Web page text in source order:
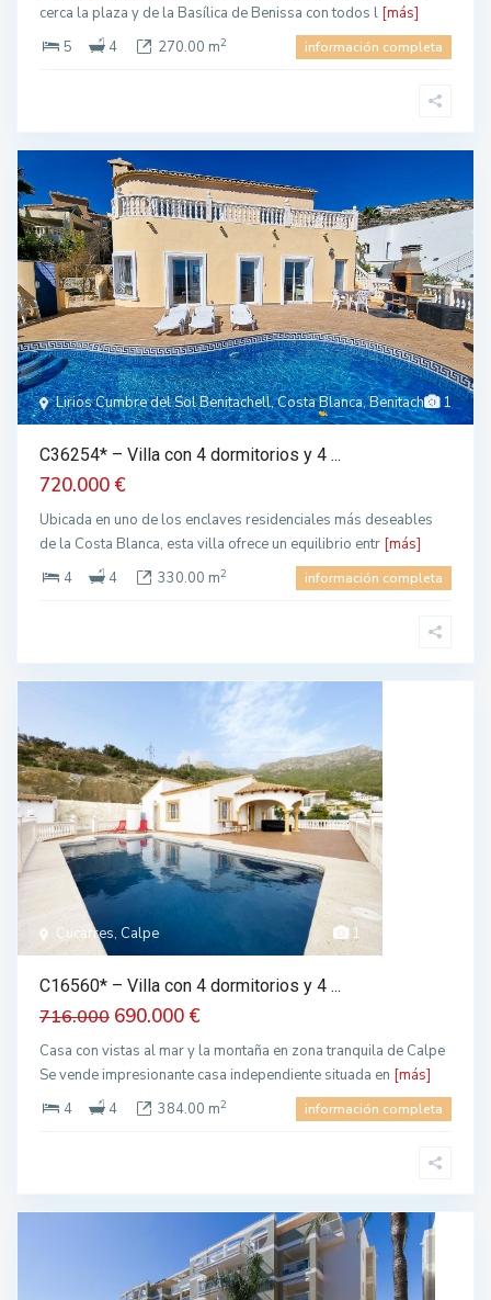
cerca la plaza y de la Basílica de Benissa con todos l [más]
5
4 270.00 m2 información completa
1
Lirios Cumbre del Sol Benitachell, Costa Blanca, Benitachell
C36254* – Villa con 4 dormitorios y 4 ...
720.000 €
Ubicada en uno de los enclaves residenciales más deseables
de la Costa Blanca, esta villa ofrece un equilibrio entr [más]
4
4 330.00 m2 información completa
1
Cucarres, Calpe
C16560* – Villa con 4 dormitorios y 4 ...
716.000 690.000 €
Casa con vistas al mar y la montaña en zona tranquila de Calpe
Se vende impresionante casa independiente situada en [más]
4
4 384.00 m2 información completa